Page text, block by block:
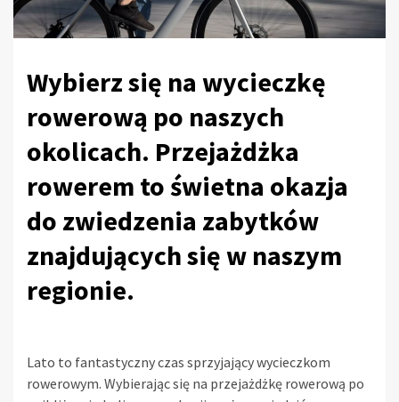
Wybierz się na wycieczkę
rowerową po naszych
okolicach. Przejażdżka
rowerem to świetna okazja
do zwiedzenia zabytków
znajdujących się w naszym
regionie.
Lato to fantastyczny czas sprzyjający wycieczkom
rowerowym. Wybierając się na przejażdżkę rowerową po